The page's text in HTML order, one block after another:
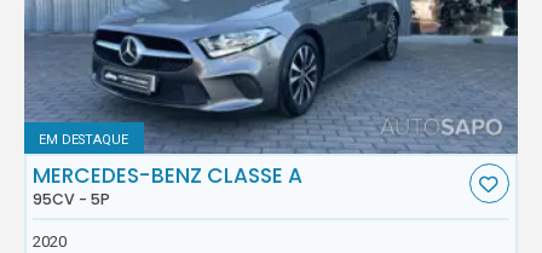
EM DESTAQUE
MERCEDES-BENZ CLASSE A
95CV - 5P
2020